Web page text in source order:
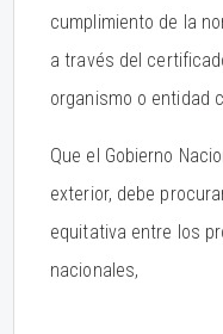
cumplimiento de la
a través del
organismo o entidad
Que el Gobierno
exterior, debe
equitativa entre los
nacionales,